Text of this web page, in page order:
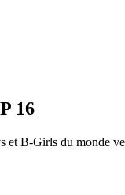
16
et B-Girls du monde